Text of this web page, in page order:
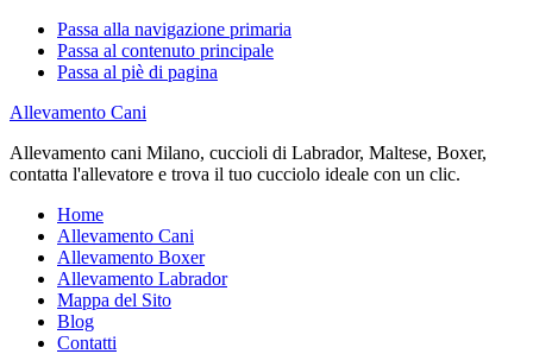
Passa alla navigazione primaria
Passa al contenuto principale
Passa al piè di pagina
Allevamento Cani
Allevamento cani Milano, cuccioli di Labrador, Maltese, Boxer,
contatta l'allevatore e trova il tuo cucciolo ideale con un clic.
Home
Allevamento Cani
Allevamento Boxer
Allevamento Labrador
Mappa del Sito
Blog
Contatti